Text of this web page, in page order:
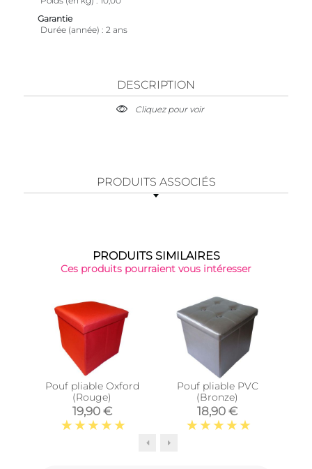
Garantie
Durée (année)
2 ans
DESCRIPTION
Cliquez pour voir
PRODUITS ASSOCIÉS
PRODUITS SIMILAIRES
Ces produits pourraient vous intéresser
Pouf pliable Oxford
(Rouge)
19,90 €
Pouf pliable PVC
(Bronze)
18,90 €